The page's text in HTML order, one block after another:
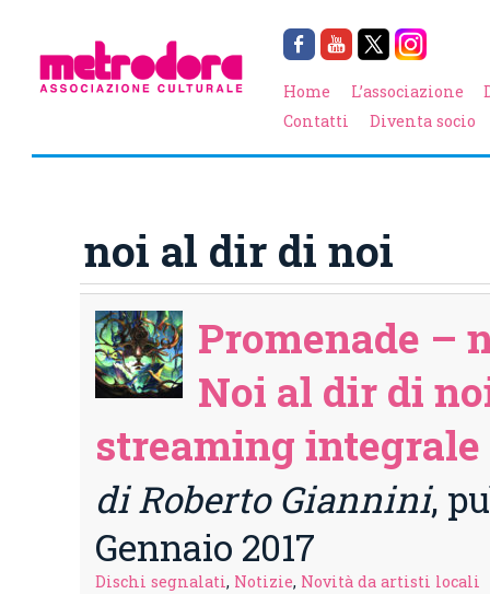
Home L’associazione
Contatti
Diventa socio
noi al dir di noi
Promenade –
Noi al dir di
streaming integrale
di Roberto Giannini,
Gennaio 2017
Dischi segnalati, Notizie, Novità da artisti locali